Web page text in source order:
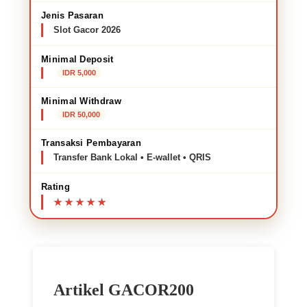
Jenis Pasaran
Slot Gacor 2026
Minimal Deposit
IDR 5,000
Minimal Withdraw
IDR 50,000
Transaksi Pembayaran
Transfer Bank Lokal • E-wallet • QRIS
Rating
Artikel GACOR200